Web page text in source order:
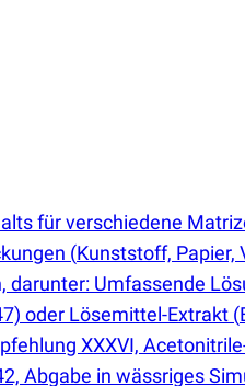
für verschiedene
(Kunststoff, Papier,
Umfassende
oder Lösemittel-Extrakt (
XXXVI,
Abgabe in wässriges